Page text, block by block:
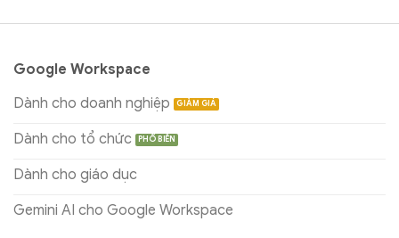
Google Workspace
Dành cho doanh nghiệp
Dành cho tổ chức
Dành cho giáo dục
Gemini AI cho Google Workspace